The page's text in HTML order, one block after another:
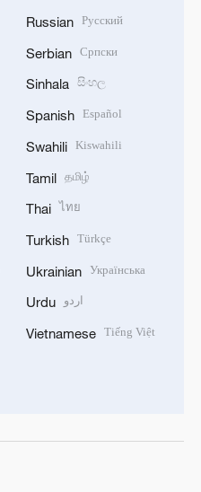
Russian Русский
Serbian Српски
Sinhala සිංහල
Spanish Español
Swahili Kiswahili
Tamil தமிழ்
Thai ไทย
Turkish Türkçe
Ukrainian Українська
Urdu اردو
Vietnamese Tiếng Việt